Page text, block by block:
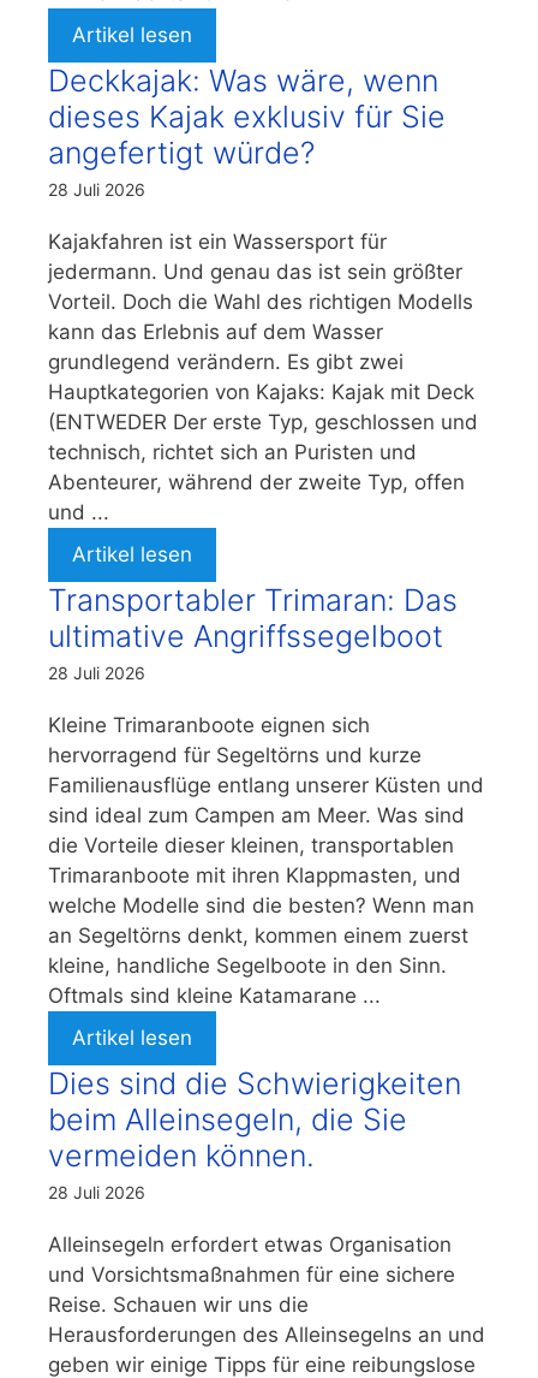
Artikel lesen
Deckkajak: Was wäre, wenn
dieses Kajak exklusiv für Sie
angefertigt würde?
28 Juli 2026
Kajakfahren ist ein Wassersport für
jedermann. Und genau das ist sein größter
Vorteil. Doch die Wahl des richtigen Modells
kann das Erlebnis auf dem Wasser
grundlegend verändern. Es gibt zwei
Hauptkategorien von Kajaks: Kajak mit Deck
(ENTWEDER Der erste Typ, geschlossen und
technisch, richtet sich an Puristen und
Abenteurer, während der zweite Typ, offen
und ...
Artikel lesen
Transportabler Trimaran: Das
ultimative Angriffssegelboot
28 Juli 2026
Kleine Trimaranboote eignen sich
hervorragend für Segeltörns und kurze
Familienausflüge entlang unserer Küsten und
sind ideal zum Campen am Meer. Was sind
die Vorteile dieser kleinen, transportablen
Trimaranboote mit ihren Klappmasten, und
welche Modelle sind die besten? Wenn man
an Segeltörns denkt, kommen einem zuerst
kleine, handliche Segelboote in den Sinn.
Oftmals sind kleine Katamarane ...
Artikel lesen
Dies sind die Schwierigkeiten
beim Alleinsegeln, die Sie
vermeiden können.
28 Juli 2026
Alleinsegeln erfordert etwas Organisation
und Vorsichtsmaßnahmen für eine sichere
Reise. Schauen wir uns die
Herausforderungen des Alleinsegelns an und
geben wir einige Tipps für eine reibungslose